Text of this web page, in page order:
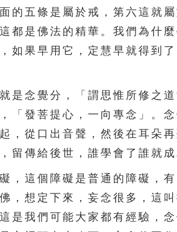
的五條是屬於戒，第六這就
都是佛法的精華。我們為什
如果早用它，定慧早就得到
念覺分，「謂思惟所修之
「發菩提心，一向專念」。
，從口出音聲，然後在耳朵
留傳給後世，誰學會了誰就成
這個障礙是普通的障礙，有
，想定下來，妄念很多，這
是我們可能大家都有經驗，